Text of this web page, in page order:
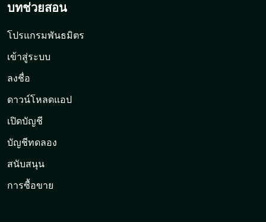
บทช่วยสอน
โปรแกรมพันธมิตร
เข้าสู่ระบบ
ลงชื่อ
ดาวน์โหลดแอป
เปิดบัญชี
บัญชีทดลอง
สนับสนุน
การซื้อขาย